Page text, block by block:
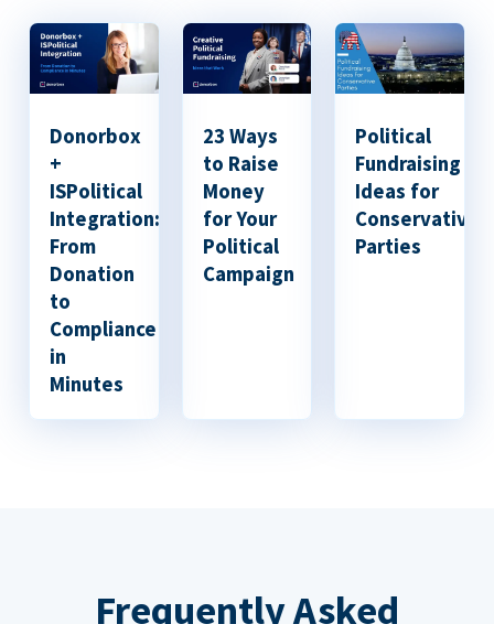
Donorbox
+
ISPolitical
Integration:
From
Donation
to
Compliance
in
Minutes
23 Ways
to Raise
Money
for Your
Political
Campaign
Political
Fundraising
Ideas for
Conservative
Parties
Frequently Asked